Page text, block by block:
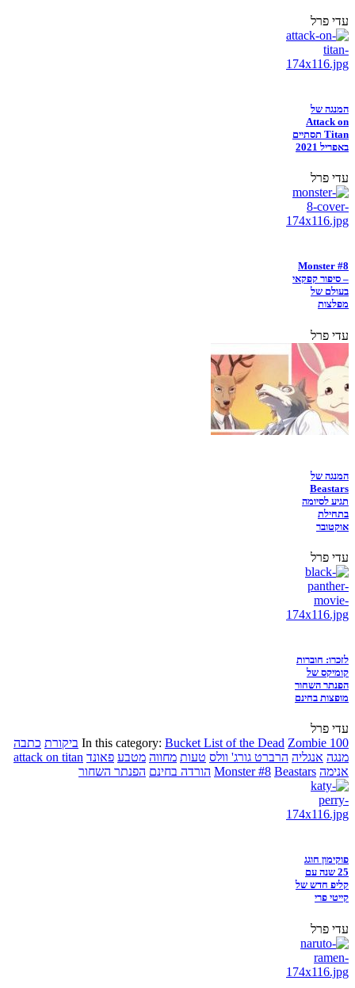
עדי פרל
המנגה של
Attack on
Titan תסתיים
באפריל 2021
עדי פרל
Monster #8
– סיפור קפקאי
בעולם של
מפלצות
עדי פרל
המנגה של
Beastars
תגיע לסיומה
בתחילת
אוקטובר
עדי פרל
לזכרו: חוברות
קומיקס של
הפנתר השחור
מופצות בחינם
עדי פרל
In this category: Bucket List of the Dead Zombie 100 ביקורת כתבה
מנגה אנגליה הרברט גורג' וולס טעות מחווה מטבע פאונד attack on titan
אנימה
Monster #8 Beastars הורדה בחינם הפנתר השחור
פוקימון חוגג
25 שנה עם
קליפ חדש של
קייטי פרי
עדי פרל